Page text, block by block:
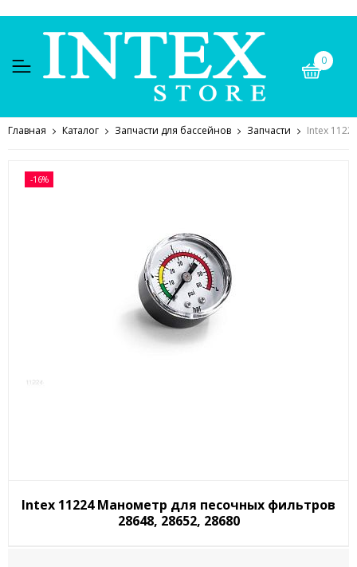
0
Главная Каталог Запчасти для бассейнов Запчасти Intex
-16%
Intex 11224 Манометр для песочных фильтров
28648, 28652, 28680